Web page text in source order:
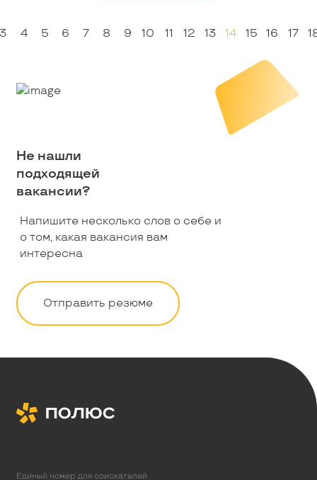
3 4 5 6 7 8 9 10 11 12 13 14 15 16 17
Не нашли
подходящей
вакансии?
Напишите несколько слов о себе и
о том, какая вакансия вам
интересна
Отправить резюме
Единый номер для соискателей